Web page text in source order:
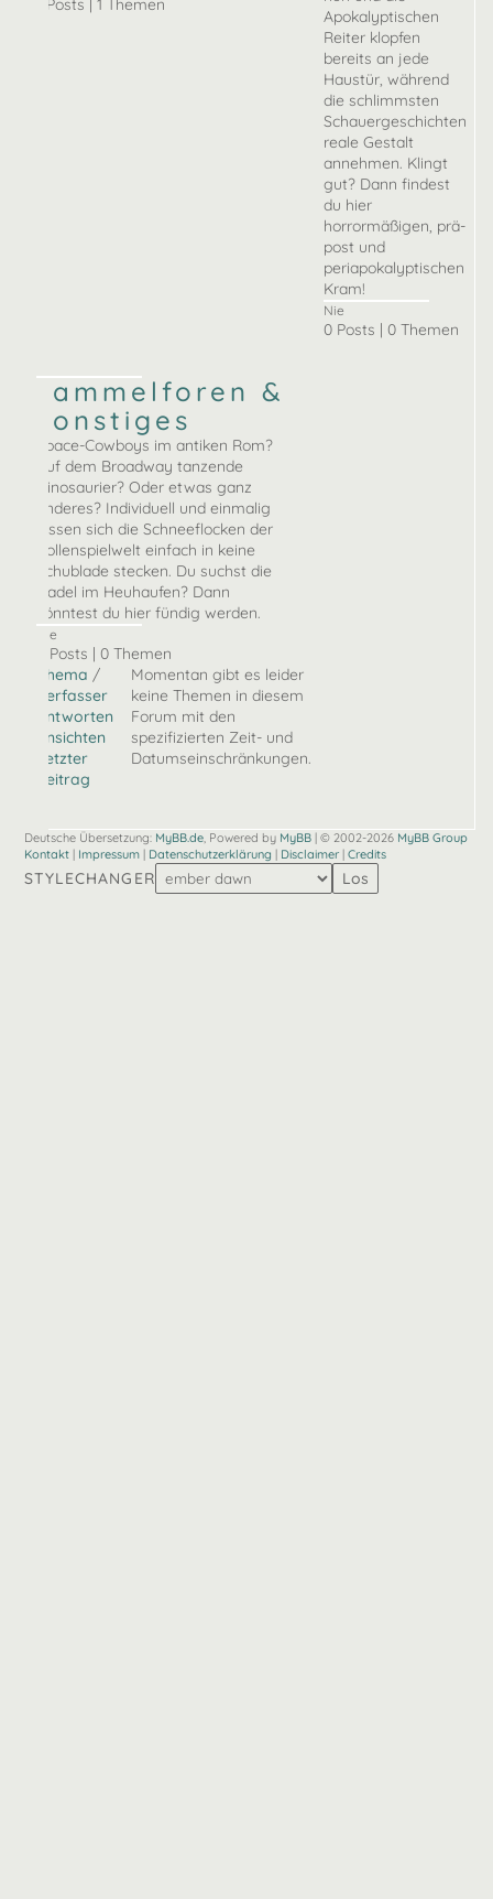
1 Posts | 1 Themen
Apokalyptischen
Reiter klopfen
bereits an jede
Haustür, während
die schlimmsten
Schauergeschichten
reale Gestalt
annehmen. Klingt
gut? Dann findest
du hier
horrormäßigen, prä-
post und
periapokalyptischen
Kram!
Nie
0 Posts | 0 Themen
sammelforen &
sonstiges
Space-Cowboys im antiken Rom?
Auf dem Broadway tanzende
Dinosaurier? Oder etwas ganz
anderes? Individuell und einmalig
lassen sich die Schneeflocken der
Rollenspielwelt einfach in keine
Schublade stecken. Du suchst die
Nadel im Heuhaufen? Dann
könntest du hier fündig werden.
Nie
0 Posts | 0 Themen
Thema /
Verfasser
Antworten
Ansichten
Letzter
Beitrag
Momentan gibt es leider
keine Themen in diesem
Forum mit den
spezifizierten Zeit- und
Datumseinschränkungen.
Deutsche Übersetzung: MyBB.de, Powered by MyBB | © 2002-2026 MyBB Group
Kontakt | Impressum | Datenschutzerklärung | Disclaimer | Credits
STYLECHANGER Los